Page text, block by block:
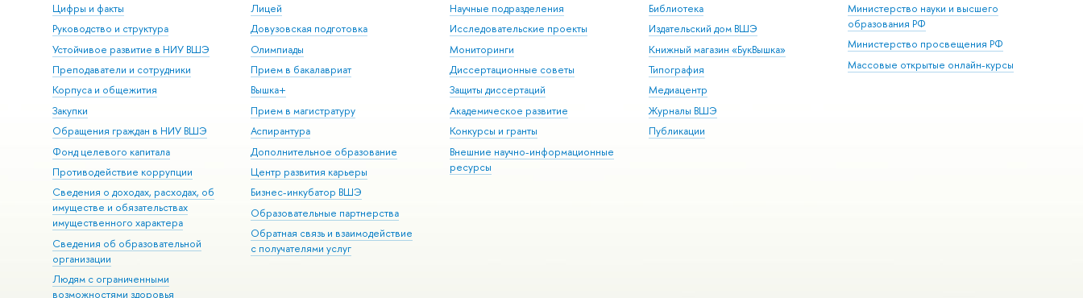
Цифры и факты
Руководство и структура
Устойчивое развитие в НИУ ВШЭ
Преподаватели и сотрудники
Корпуса и общежития
Закупки
Обращения граждан в НИУ ВШЭ
Фонд целевого капитала
Противодействие коррупции
Сведения о доходах, расходах, об
имуществе и обязательствах
имущественного характера
Сведения об образовательной
организации
Людям с ограниченными
возможностями здоровья
Лицей
Довузовская подготовка
Олимпиады
Прием в бакалавриат
Вышка+
Прием в магистратуру
Аспирантура
Дополнительное образование
Центр развития карьеры
Бизнес-инкубатор ВШЭ
Образовательные партнерства
Обратная связь и взаимодействие
с получателями услуг
Научные подразделения
Исследовательские проекты
Мониторинги
Диссертационные советы
Защиты диссертаций
Академическое развитие
Конкурсы и гранты
Внешние научно-информационные
ресурсы
Библиотека
Издательский дом ВШЭ
Книжный магазин «БукВышка»
Типография
Медиацентр
Журналы ВШЭ
Публикации
Министерство науки и высшего
образования РФ
Министерство просвещения РФ
Массовые открытые онлайн-курсы